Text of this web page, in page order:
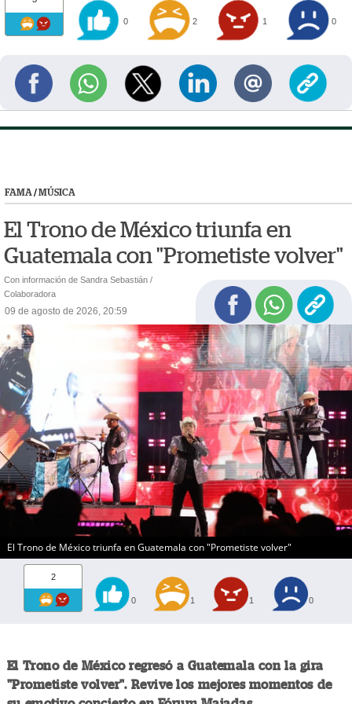
0 2 1 0
FAMA /MÚSICA
El Trono de México triunfa en
Guatemala con "Prometiste volver"
Con información de Sandra Sebastián /
Colaboradora
09 de agosto de 2026, 20:59
El Trono de México triunfa en Guatemala con "Prometiste volver"
2
0 1 1 0
El Trono de México regresó a Guatemala con la gira
"Prometiste volver". Revive los mejores momentos de